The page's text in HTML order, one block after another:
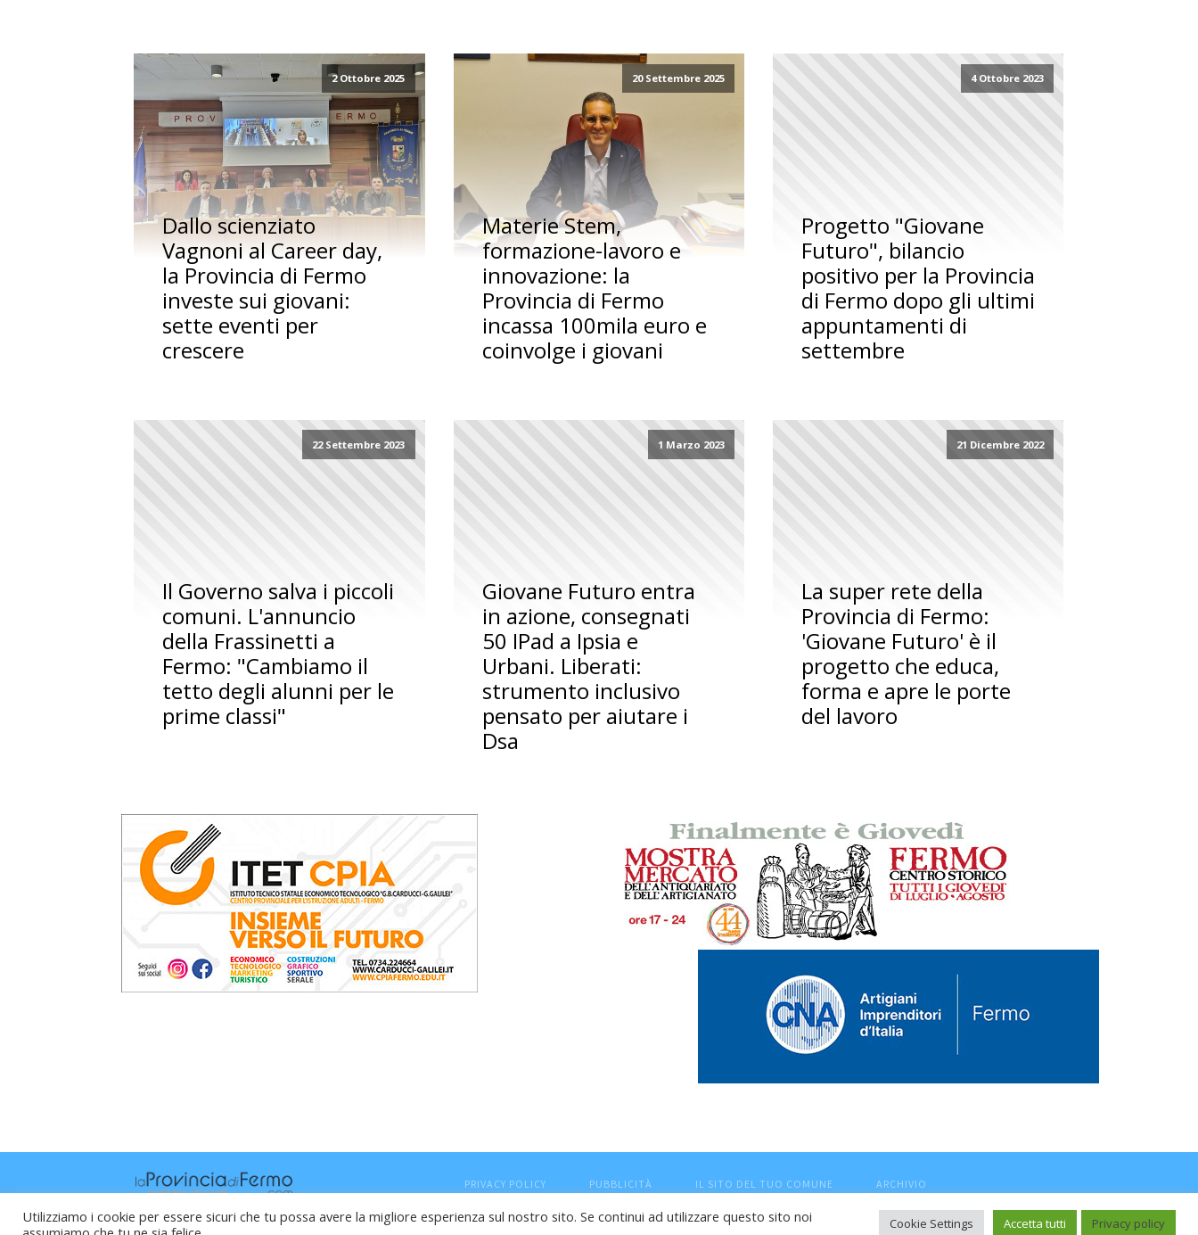
2 Ottobre 2025
Dallo scienziato
Vagnoni al Career day,
la Provincia di Fermo
investe sui giovani:
sette eventi per
crescere
20 Settembre 2025
Materie Stem,
formazione-lavoro e
innovazione: la
Provincia di Fermo
incassa 100mila euro e
coinvolge i giovani
4 Ottobre 2023
Progetto "Giovane
Futuro", bilancio
positivo per la Provincia
di Fermo dopo gli ultimi
appuntamenti di
settembre
22 Settembre 2023
Il Governo salva i piccoli
comuni. L'annuncio
della Frassinetti a
Fermo: "Cambiamo il
tetto degli alunni per le
prime classi"
1 Marzo 2023
Giovane Futuro entra
in azione, consegnati
50 IPad a Ipsia e
Urbani. Liberati:
strumento inclusivo
pensato per aiutare i
Dsa
21 Dicembre 2022
La super rete della
Provincia di Fermo:
'Giovane Futuro' è il
progetto che educa,
forma e apre le porte
del lavoro
PRIVACY POLICY PUBBLICITÀ IL SITO DEL TUO COMUNE ARCHIVIO
Utilizziamo i cookie per essere sicuri che tu possa avere la migliore esperienza sul nostro sito. Se continui ad utilizzare questo sito noi
Cookie Settings Accetta tutti Privacy policy